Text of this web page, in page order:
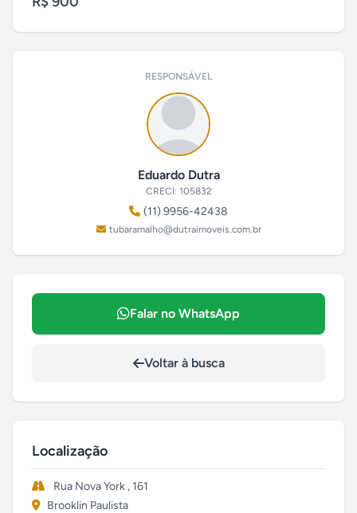
RESPONSÁVEL
Eduardo Dutra
CRECI: 105832
(11) 9956-42438
tubaramalho@dutraimoveis.com.br
Falar no WhatsApp
Voltar à busca
Localização
Rua Nova York , 161
Brooklin Paulista